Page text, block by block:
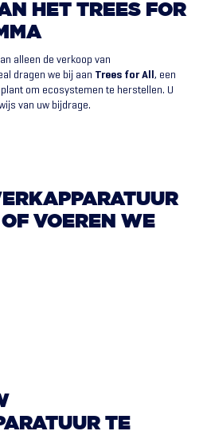
HET TREES FOR
alleen de verkoop van
dragen we bij aan Trees for All, een
om ecosystemen te herstellen. U
van uw bijdrage.
TE
OF VOEREN WE